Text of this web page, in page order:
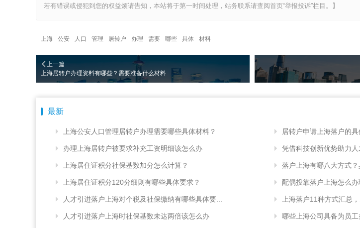
若有错误或侵犯到您的权益烦请告知，本站将于第一时间处理，站务联系请查阅首页“举报投诉”栏目。】
上海 公安 人口 管理 居转户 办理 需要 哪些 具体 材料
上一篇
上海居转户办理资料有哪些？需要准备什么材料
最新
上海公安人口管理居转户办理需要哪些具体材料？
办理上海居转户被要求补充工资明细该怎么办
上海居住证积分社保基数加分怎么计算？
上海居住证积分120分细则有哪些具体要求？
人才引进落户上海对个税及社保缴纳有哪些具体要...
人才引进落户上海时社保基数未达两倍该怎么办
居转户申请上海落户的
凭借科技创新优势助力
落户上海有哪八大方式
配偶投靠落户上海怎么办
上海落户11种方式汇总
哪些上海公司具备为员工